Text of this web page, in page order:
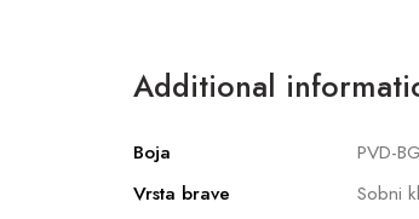
Additional
Boja
PVD-
Vrsta brave
Sobni